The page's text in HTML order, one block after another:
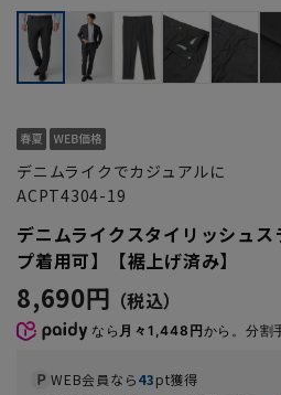
デニムライクでカジュアルに
ACPT4304-19
デニムライクスタイリッシュ
プ着用可】【裾上げ済み】
8,690円
なら 月々1,448円から。分割
WEB会員なら43pt獲得